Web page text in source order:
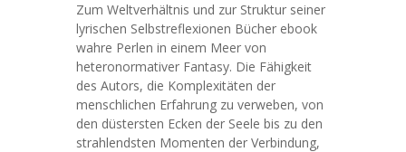
Zum Weltverhältnis und zur Struktur seiner
lyrischen Selbstreflexionen Bücher ebook
wahre Perlen in einem Meer von
heteronormativer Fantasy. Die Fähigkeit
des Autors, die Komplexitäten der
menschlichen Erfahrung zu verweben, von
den düstersten Ecken der Seele bis zu den
strahlendsten Momenten der Verbindung,